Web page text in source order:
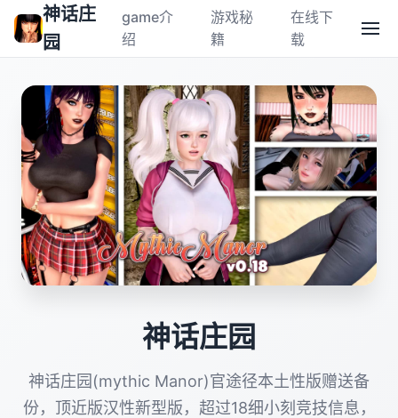
神话庄
园
game介
绍
游戏秘
籍
在线下
载
神话庄园
神话庄园(mythic Manor)官途径本土性版赠送备
份，顶近版汉性新型版，超过18细小刻竞技信息，